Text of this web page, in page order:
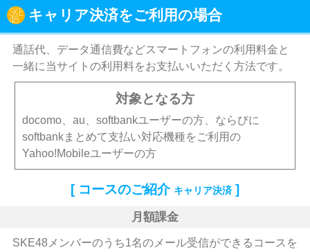
キャリア決済をご利用の場合
通話代、データ通信費などスマートフォンの利用料金と
一緒に当サイトの利用料をお支払いいただく方法です。
対象となる方
docomo、au、softbankユーザーの方、ならびに
softbankまとめて支払い対応機種をご利用の
Yahoo!Mobileユーザーの方
[ コースのご紹介 キャリア決済 ]
月額課金
SKE48メンバーのうち1名のメール受信ができるコースを